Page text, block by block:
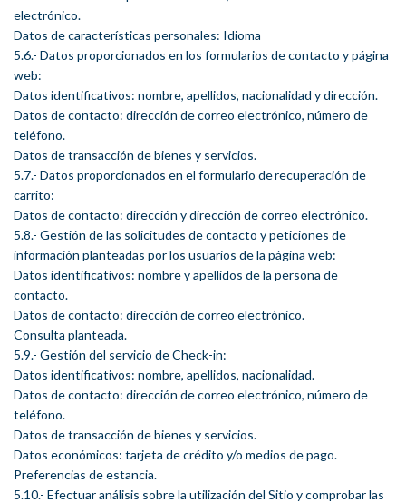
electrónico.
Datos de características personales: Idioma
5.6.- Datos proporcionados en los formularios de contacto y página
web:
Datos identificativos: nombre, apellidos, nacionalidad y dirección.
Datos de contacto: dirección de correo electrónico, número de
teléfono.
Datos de transacción de bienes y servicios.
5.7.- Datos proporcionados en el formulario de recuperación de
carrito:
Datos de contacto: dirección y dirección de correo electrónico.
5.8.- Gestión de las solicitudes de contacto y peticiones de
información planteadas por los usuarios de la página web:
Datos identificativos: nombre y apellidos de la persona de
contacto.
Datos de contacto: dirección de correo electrónico.
Consulta planteada.
5.9.- Gestión del servicio de Check-in:
Datos identificativos: nombre, apellidos, nacionalidad.
Datos de contacto: dirección de correo electrónico, número de
teléfono.
Datos de transacción de bienes y servicios.
Datos económicos: tarjeta de crédito y/o medios de pago.
Preferencias de estancia.
5.10.- Efectuar análisis sobre la utilización del Sitio y comprobar las